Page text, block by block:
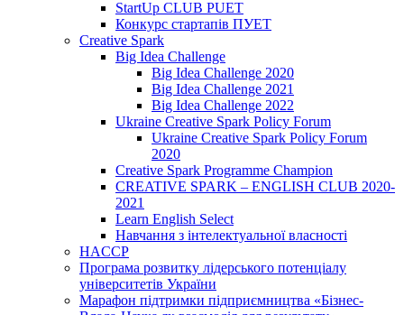
StartUp CLUB PUET
Конкурс стартапів ПУЕТ
Creative Spark
Big Idea Challenge
Big Idea Challenge 2020
Big Idea Challenge 2021
Big Idea Challenge 2022
Ukraine Creative Spark Policy Forum
Ukraine Creative Spark Policy Forum
2020
Creative Spark Programme Champion
CREATIVE SPARK – ENGLISH CLUB 2020-
2021
Learn English Select
Навчання з інтелектуальної власності
HACCP
Програма розвитку лідерського потенціалу
університетів України
Марафон підтримки підприємництва «Бізнес-